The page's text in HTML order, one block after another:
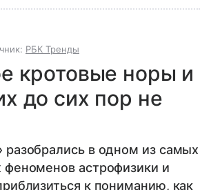
РБК Тренды
кротовые норы и
до сих пор не
в одном из самых
феноменов астрофизики и
к пониманию, как